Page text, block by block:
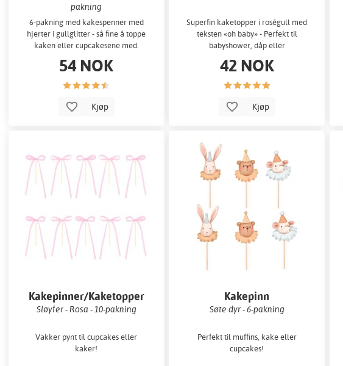
pakning
6-pakning med kakespenner med
hjerter i gullglitter - så fine å toppe
kaken eller cupcakesene med.
54 NOK
Kjøp
Superfin kaketopper i roségull med
teksten «oh baby» - Perfekt til
babyshower, dåp eller
42 NOK
Kjøp
Kakepinner/Kaketopper
Sløyfer - Rosa - 10-pakning
Vakker pynt til cupcakes eller
kaker!
Kakepinn
Søte dyr - 6-pakning
Perfekt til muffins, kake eller
cupcakes!